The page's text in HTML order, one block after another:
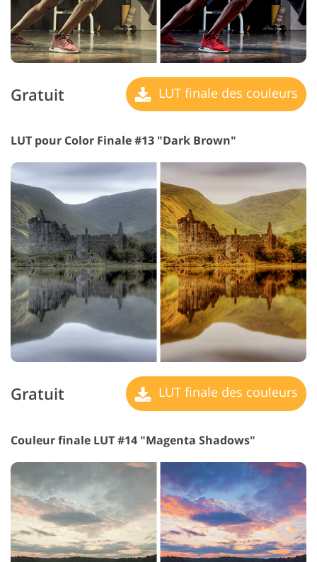
Gratuit LUT finale des couleurs
LUT pour Color Finale #13 "Dark Brown"
Gratuit LUT finale des couleurs
Couleur finale LUT #14 "Magenta Shadows"